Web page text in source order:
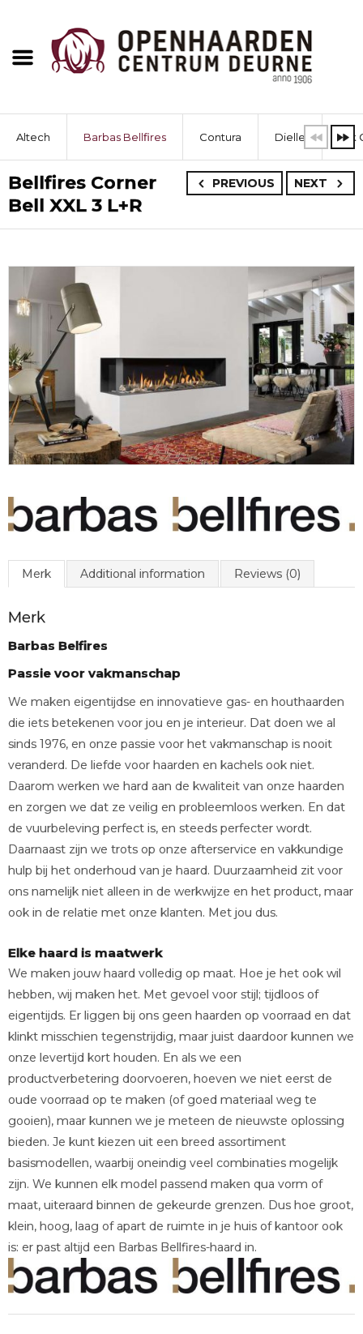
Altech Barbas Bellfires Contura Dielle Dik
PREVIOUS NEXT
Bellfires Corner
Bell XXL 3 L+R
Merk Additional information Reviews (0)
Merk
Barbas Belfires
Passie voor vakmanschap
We maken eigentijdse en innovatieve gas- en houthaarden
die iets betekenen voor jou en je interieur. Dat doen we al
sinds 1976, en onze passie voor het vakmanschap is nooit
veranderd. De liefde voor haarden en kachels ook niet.
Daarom werken we hard aan de kwaliteit van onze haarden
en zorgen we dat ze veilig en probleemloos werken. En dat
de vuurbeleving perfect is, en steeds perfecter wordt.
Daarnaast zijn we trots op onze afterservice en vakkundige
hulp bij het onderhoud van je haard. Duurzaamheid zit voor
ons namelijk niet alleen in de werkwijze en het product, maar
ook in de relatie met onze klanten. Met jou dus.
Elke haard is maatwerk
We maken jouw haard volledig op maat. Hoe je het ook wil
hebben, wij maken het. Met gevoel voor stijl; tijdloos of
eigentijds. Er liggen bij ons geen haarden op voorraad en dat
klinkt misschien tegenstrijdig, maar juist daardoor kunnen we
onze levertijd kort houden. En als we een
productverbetering doorvoeren, hoeven we niet eerst de
oude voorraad op te maken (of goed materiaal weg te
gooien), maar kunnen we je meteen de nieuwste oplossing
bieden. Je kunt kiezen uit een breed assortiment
basismodellen, waarbij oneindig veel combinaties mogelijk
zijn. We kunnen elk model passend maken qua vorm of
maat, uiteraard binnen de gekeurde grenzen. Dus hoe groot,
klein, hoog, laag of apart de ruimte in je huis of kantoor ook
is: er past altijd een Barbas Bellfires-haard in.